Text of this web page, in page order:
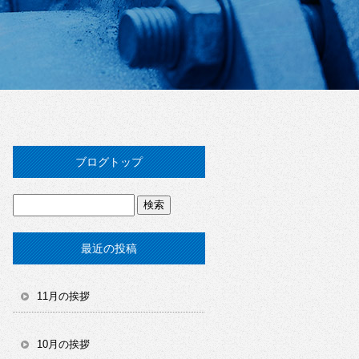
ブログトップ
最近の投稿
11月の挨拶
10月の挨拶